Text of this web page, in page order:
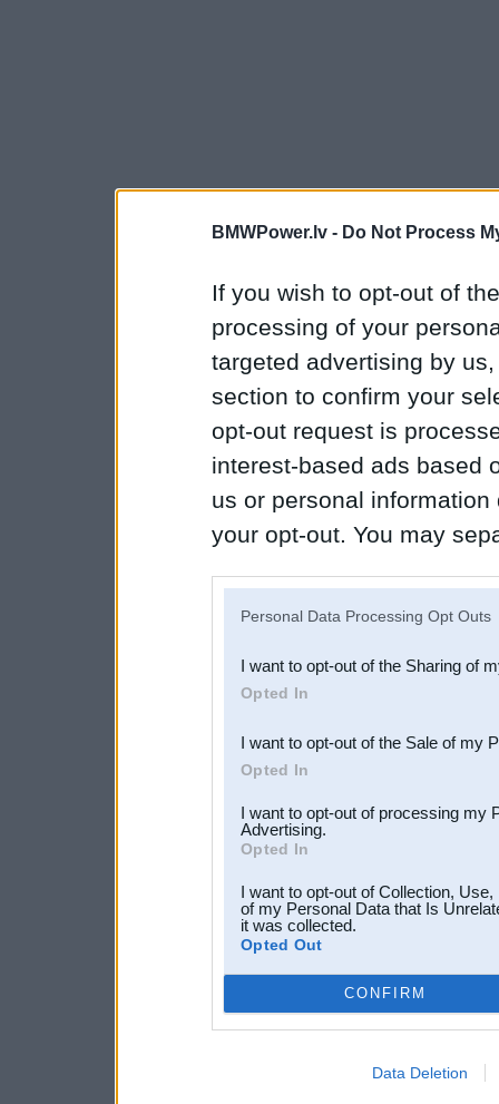
BMWPower.lv - Do Not Process
If you wish to opt-out of
processing of your
targeted advertising by
section to confirm your
opt-out request is
interest-based ads based
us or personal
your opt-out. You may
Downstream Participants
third parties.
Personal Data Processing Opt Outs
I want to opt-out of the Sharing of
Opted In
I want to opt-out of the Sale of my
Opted In
I want to opt-out of processing my
Advertising.
Opted In
I want to opt-out of Collection,
of my Personal Data that Is
it was collected.
Opted Out
CONFIRM
Data Deletion